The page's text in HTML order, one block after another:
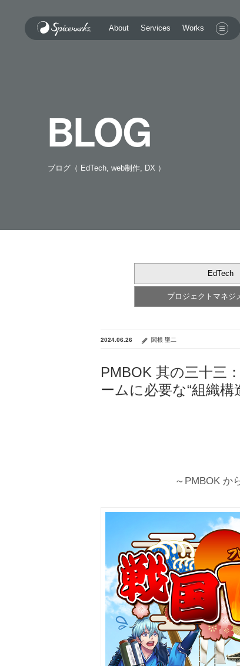
About Services Works
BLOG
ブログ（ EdTech, web制作, DX ）
EdTech
プロジェクトマネジ
2024.06.26 関根 聖二
PMBOK 其の三十三
ームに必要な“組織構
～PMBOK か